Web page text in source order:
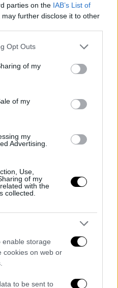
parties on the IAB’s List of
may further disclose it to other
uses one or more Google
behaviour. You may click to
and its third-party tags to
purposes in below Google
Opt Outs
of my
of my
my
Advertising.
Use,
of my
with the
collected.
enable storage
cookies on web or
to be sent to